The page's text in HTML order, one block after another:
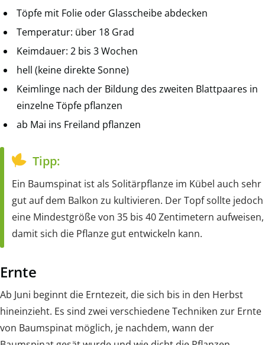
Töpfe mit Folie oder Glasscheibe abdecken
Temperatur: über 18 Grad
Keimdauer: 2 bis 3 Wochen
hell (keine direkte Sonne)
Keimlinge nach der Bildung des zweiten Blattpaares in
einzelne Töpfe pflanzen
ab Mai ins Freiland pflanzen
Tipp:
Ein Baumspinat ist als Solitärpflanze im Kübel auch sehr
gut auf dem Balkon zu kultivieren. Der Topf sollte jedoch
eine Mindestgröße von 35 bis 40 Zentimetern aufweisen,
damit sich die Pflanze gut entwickeln kann.
Ernte
Ab Juni beginnt die Erntezeit, die sich bis in den Herbst
hineinzieht. Es sind zwei verschiedene Techniken zur Ernte
von Baumspinat möglich, je nachdem, wann der